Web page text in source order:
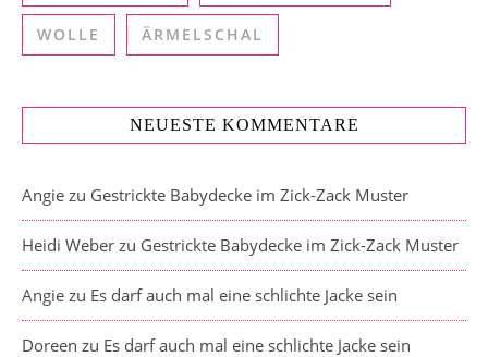
WOLLE ÄRMELSCHAL
NEUESTE KOMMENTARE
Angie zu Gestrickte Babydecke im Zick-Zack Muster
Heidi Weber zu Gestrickte Babydecke im Zick-Zack Muster
Angie zu Es darf auch mal eine schlichte Jacke sein
Doreen zu Es darf auch mal eine schlichte Jacke sein